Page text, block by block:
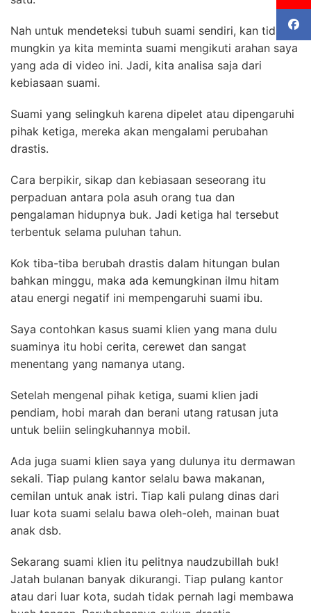
Nah untuk mendeteksi tubuh suami sendiri, kan tidak
mungkin ya kita meminta suami mengikuti arahan saya
yang ada di video ini. Jadi, kita analisa saja dari
kebiasaan suami.
Suami yang selingkuh karena dipelet atau dipengaruhi
pihak ketiga, mereka akan mengalami perubahan
drastis.
Cara berpikir, sikap dan kebiasaan seseorang itu
perpaduan antara pola asuh orang tua dan
pengalaman hidupnya buk. Jadi ketiga hal tersebut
terbentuk selama puluhan tahun.
Kok tiba-tiba berubah drastis dalam hitungan bulan
bahkan minggu, maka ada kemungkinan ilmu hitam
atau energi negatif ini mempengaruhi suami ibu.
Saya contohkan kasus suami klien yang mana dulu
suaminya itu hobi cerita, cerewet dan sangat
menentang yang namanya utang.
Setelah mengenal pihak ketiga, suami klien jadi
pendiam, hobi marah dan berani utang ratusan juta
untuk beliin selingkuhannya mobil.
Ada juga suami klien saya yang dulunya itu dermawan
sekali. Tiap pulang kantor selalu bawa makanan,
cemilan untuk anak istri. Tiap kali pulang dinas dari
luar kota suami selalu bawa oleh-oleh, mainan buat
anak dsb.
Sekarang suami klien itu pelitnya naudzubillah buk!
Jatah bulanan banyak dikurangi. Tiap pulang kantor
atau dari luar kota, sudah tidak pernah lagi membawa